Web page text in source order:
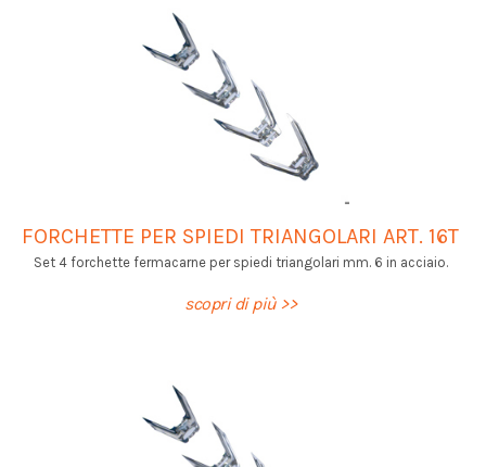
FORCHETTE PER SPIEDI TRIANGOLARI ART. 16T
Set 4 forchette fermacarne per spiedi triangolari mm. 6 in acciaio.
scopri di più >>